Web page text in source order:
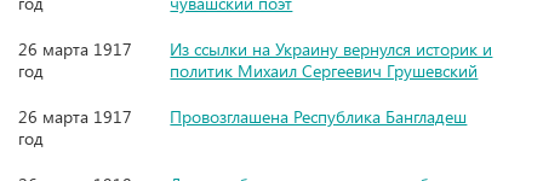
26 марта 1917
год
Из ссылки на Украину вернулся историк и
политик Михаил Сергеевич Грушевский
26 марта 1917
год
Провозглашена Республика Бангладеш